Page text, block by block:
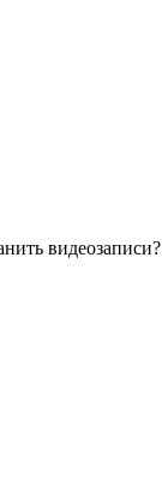
видеозаписи?